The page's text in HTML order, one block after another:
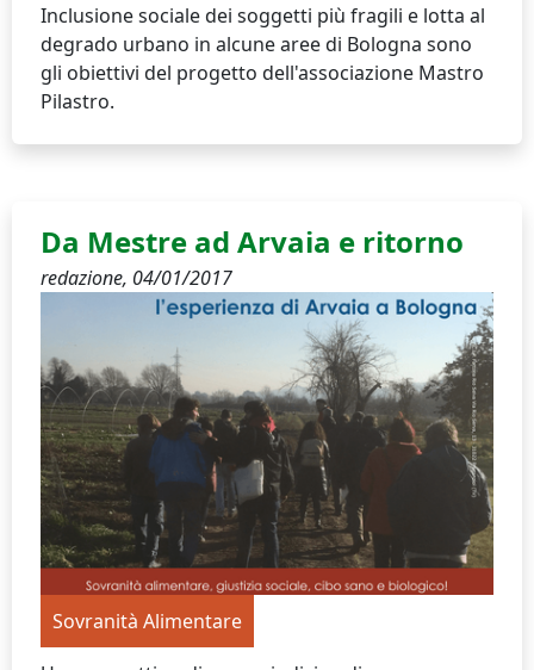
Inclusione sociale dei soggetti più fragili e lotta al
degrado urbano in alcune aree di Bologna sono
gli obiettivi del progetto dell'associazione Mastro
Pilastro.
Da Mestre ad Arvaia e ritorno
redazione, 04/01/2017
Sovranità Alimentare